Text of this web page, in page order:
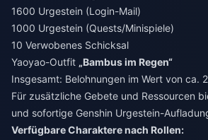
1600 Urgestein (Login-Mail)
1000 Urgestein (Quests/Minispiele)
10 Verwobenes Schicksal
Yaoyao-Outfit „Bambus im Regen“
Insgesamt: Belohnungen im Wert von ca.
Für zusätzliche Gebete und Ressourcen
und sofortige Genshin Urgestein-
Verfügbare Charaktere nach Rollen: